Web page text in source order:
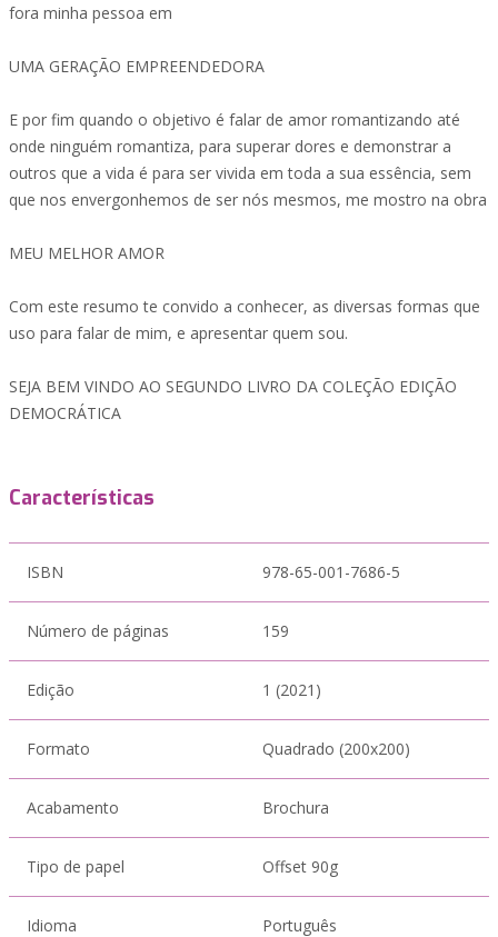
fora minha pessoa em
UMA GERAÇÃO EMPREENDEDORA
E por fim quando o objetivo é falar de amor romantizando até
onde ninguém romantiza, para superar dores e demonstrar a
outros que a vida é para ser vivida em toda a sua essência, sem
que nos envergonhemos de ser nós mesmos, me mostro na obra
MEU MELHOR AMOR
Com este resumo te convido a conhecer, as diversas formas que
uso para falar de mim, e apresentar quem sou.
SEJA BEM VINDO AO SEGUNDO LIVRO DA COLEÇÃO EDIÇÃO
DEMOCRÁTICA
Características
ISBN 978-65-001-7686-5
Número de páginas 159
Edição 1 (2021)
Formato Quadrado (200x200)
Acabamento Brochura
Tipo de papel Offset 90g
Idioma Português